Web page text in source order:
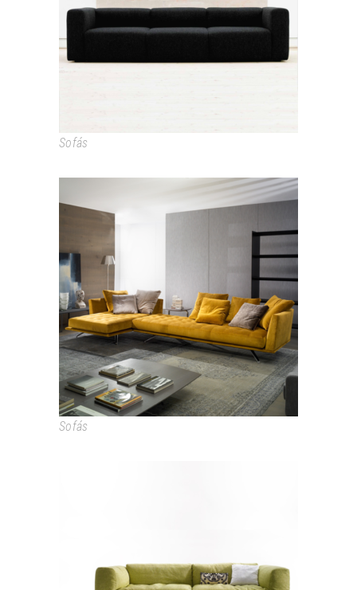
MAGS
Sofás
MARLOW
Sofás
MATE